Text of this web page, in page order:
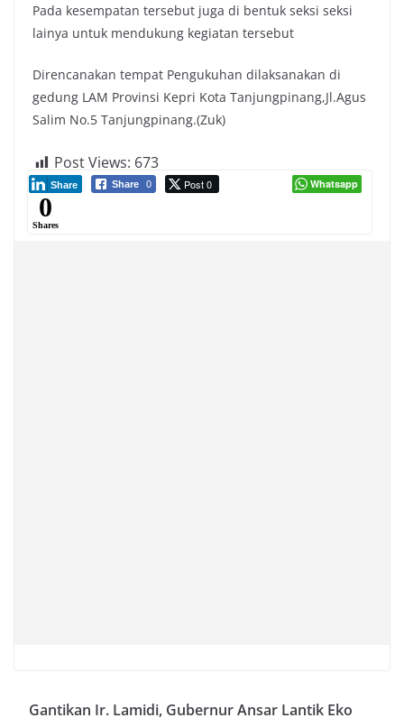
Pada kesempatan tersebut juga di bentuk seksi seksi
lainya untuk mendukung kegiatan tersebut
Direncanakan tempat Pengukuhan dilaksanakan di
gedung LAM Provinsi Kepri Kota Tanjungpinang,Jl.Agus
Salim No.5 Tanjungpinang.(Zuk)
Post Views: 673
Share 0 Post 0
Share Whatsapp
0
Shares
Gantikan Ir. Lamidi, Gubernur Ansar Lantik Eko